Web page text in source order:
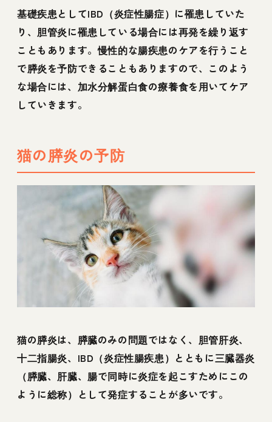
基礎疾患としてIBD（炎症性腸症）に罹患していた
り、胆管炎に罹患している場合には再発を繰り返す
こともあります。慢性的な腸疾患のケアを行うこと
で膵炎を予防できることもありますので、このよう
な場合には、加水分解蛋白食の療養食を用いてケア
していきます。
猫の膵炎の予防
猫の膵炎は、膵臓のみの問題ではなく、胆管肝炎、
十二指腸炎、IBD（炎症性腸疾患）とともに三臓器炎
（膵臓、肝臓、腸で同時に炎症を起こすためにこの
ように総称）として発症することが多いです。